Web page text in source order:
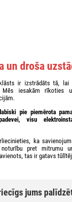
un droša
ir izstrādāts tā, lai
Mēs iesakām rīkoties
pie piemērota
,visu
ka
noturību pret mitrumu
tas ir gatavs
jums